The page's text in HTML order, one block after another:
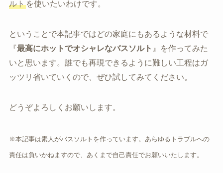
ルトを使いたいわけです。
ということで本記事ではどの家庭にもあるような材料で
『最高にホットでオシャレなバスソルト 』を作ってみた
いと思います。誰でも再現できるように難しい工程はガ
ッツリ省いていくので、ぜひ試してみてください。
どうぞよろしくお願いします。
※本記事は素人がバスソルトを作っています。あらゆるトラブルへの
責任は負いかねますので、あくまで自己責任でお願いいたします。